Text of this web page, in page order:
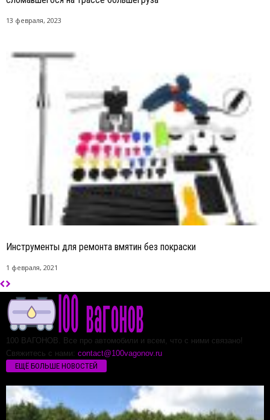
13 февраля, 2023
Инструменты для ремонта вмятин без покраски
1 февраля, 2021
100 ВАГОНОВ. Все про автомобили и всем, что с ними связано!
Свяжитесь с нами: contact@100vagonov.ru
ЕЩЁ БОЛЬШЕ НОВОСТЕЙ